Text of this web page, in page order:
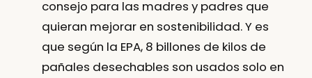
consejo para las madres y padres que
quieran mejorar en sostenibilidad. Y es
que según la EPA, 8 billones de kilos de
pañales desechables son usados solo en